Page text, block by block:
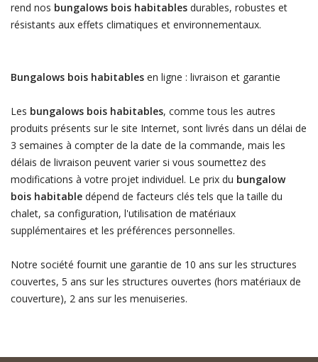
rend nos bungalows bois habitablesdurables, robustes et
résistants aux effets climatiques et environnementaux.
Bungalows bois habitablesen ligne : livraison et garantie
Les bungalows bois habitables, comme tous les autres
produits présents sur le site Internet, sont livrés dans un délai de
3 semaines à compter de la date de la commande, mais les
délais de livraison peuvent varier si vous soumettez des
modifications à votre projet individuel. Le prix du bungalow
bois habitabledépend de facteurs clés tels que la taille du
chalet, sa configuration, l'utilisation de matériaux
supplémentaires et les préférences personnelles.
Notre société fournit une garantie de 10 ans sur les structures
couvertes, 5 ans sur les structures ouvertes (hors matériaux de
couverture), 2 ans sur les menuiseries.